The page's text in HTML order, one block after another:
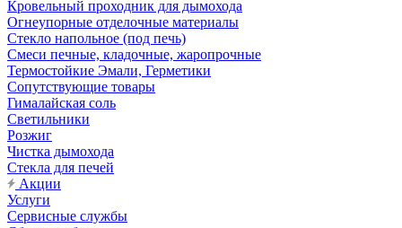
Кровельный проходник для дымохода
Огнеупорные отделочные материалы
Стекло напольное (под печь)
Смеси печные, кладочные, жаропрочные
Термостойкие Эмали, Герметики
Сопутствующие товары
Гималайская соль
Светильники
Розжиг
Чистка дымохода
Стекла для печей
Акции
Услуги
Сервисные службы